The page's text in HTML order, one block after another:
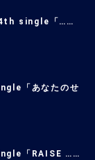
single「……
「あなたのせ
「RAISE ……